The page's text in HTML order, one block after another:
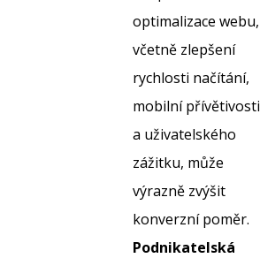
optimalizace webu,
včetně zlepšení
rychlosti načítání,
mobilní přívětivosti
a uživatelského
zážitku, může
výrazně zvýšit
konverzní poměr.
Podnikatelská